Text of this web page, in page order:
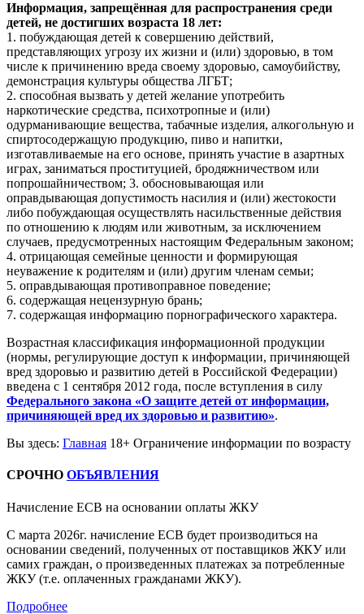
Информация, запрещённая для распространения среди
детей, не достигших возраста 18 лет:
1. побуждающая детей к совершению действий,
представляющих угрозу их жизни и (или) здоровью, в том
числе к причинению вреда своему здоровью, самоубийству,
демонстрация культуры общества ЛГБТ;
2. способная вызвать у детей желание употребить
наркотические средства, психотропные и (или)
одурманивающие вещества, табачные изделия, алкогольную и
спиртосодержащую продукцию, пиво и напитки,
изготавливаемые на его основе, принять участие в азартных
играх, заниматься проституцией, бродяжничеством или
попрошайничеством; 3. обосновывающая или
оправдывающая допустимость насилия и (или) жестокости
либо побуждающая осуществлять насильственные действия
по отношению к людям или животным, за исключением
случаев, предусмотренных настоящим Федеральным законом;
4. отрицающая семейные ценности и формирующая
неуважение к родителям и (или) другим членам семьи;
5. оправдывающая противоправное поведение;
6. содержащая нецензурную брань;
7. содержащая информацию порнографического характера.
Возрастная классификация информационной продукции
(нормы, регулирующие доступ к информации, причиняющей
вред здоровью и развитию детей в Российской Федерации)
введена с 1 сентября 2012 года, после вступления в силу
Федерального закона «О защите детей от информации,
причиняющей вред их здоровью и развитию».
Вы здесь: Главная 18+ Ограничение информации по возрасту
СРОЧНО ОБЪЯВЛЕНИЯ
Начисление ЕСВ на основании оплаты ЖКУ
С марта 2026г. начисление ЕСВ будет производиться на
основании сведений, полученных от поставщиков ЖКУ или
самих граждан, о произведенных платежах за потребленные
ЖКУ (т.е. оплаченных гражданами ЖКУ).
Подробнее